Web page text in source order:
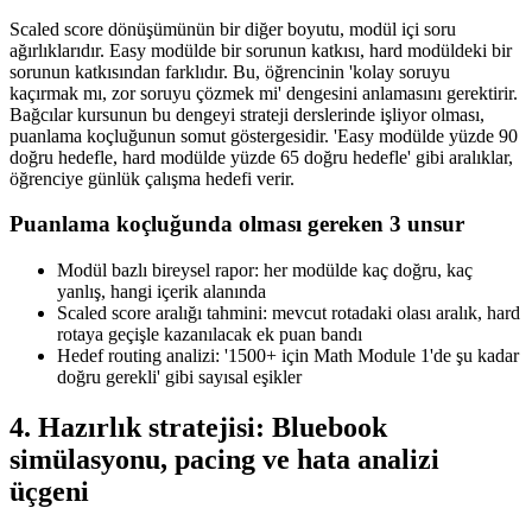
Scaled score dönüşümünün bir diğer boyutu, modül içi soru
ağırlıklarıdır. Easy modülde bir sorunun katkısı, hard modüldeki bir
sorunun katkısından farklıdır. Bu, öğrencinin 'kolay soruyu
kaçırmak mı, zor soruyu çözmek mi' dengesini anlamasını gerektirir.
Bağcılar kursunun bu dengeyi strateji derslerinde işliyor olması,
puanlama koçluğunun somut göstergesidir. 'Easy modülde yüzde 90
doğru hedefle, hard modülde yüzde 65 doğru hedefle' gibi aralıklar,
öğrenciye günlük çalışma hedefi verir.
Puanlama koçluğunda olması gereken 3 unsur
Modül bazlı bireysel rapor: her modülde kaç doğru, kaç
yanlış, hangi içerik alanında
Scaled score aralığı tahmini: mevcut rotadaki olası aralık, hard
rotaya geçişle kazanılacak ek puan bandı
Hedef routing analizi: '1500+ için Math Module 1'de şu kadar
doğru gerekli' gibi sayısal eşikler
4. Hazırlık stratejisi: Bluebook
simülasyonu, pacing ve hata analizi
üçgeni